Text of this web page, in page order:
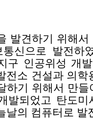
발견하기 위해
통신으로 발전하
구 인공위성 개
전소 건설과 의
하기 위해서 만
발되었고 탄도
날의 컴퓨터로 발